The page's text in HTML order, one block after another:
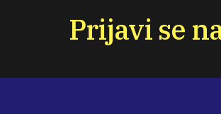
Prijavi se